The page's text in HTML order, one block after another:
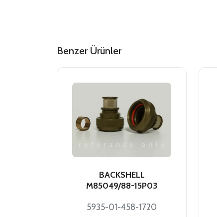
Benzer Ürünler
BACKSHELL
M85049/88-15P03
5935-01-458-1720